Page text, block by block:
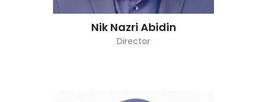
Nik Nazri Abidin
Director